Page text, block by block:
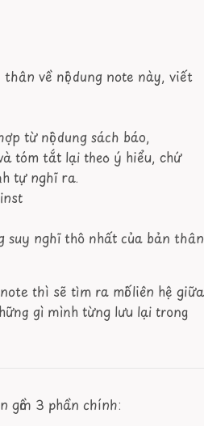
về nội dung note này, viết
từ nội dung sách báo,
tóm tắt lại theo ý hiểu, chứ
tự nghĩ ra.
suy nghĩ thô nhất của bản thân
thì sẽ tìm ra mối liên hệ giữa
gì mình từng lưu lại trong
gồm 3 phần chính: